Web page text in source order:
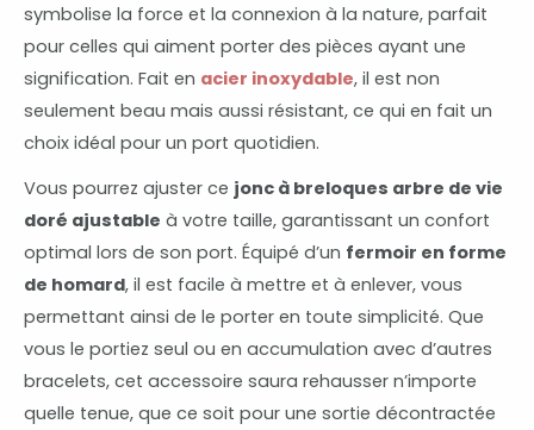
symbolise la force et la connexion à la nature, parfait
pour celles qui aiment porter des pièces ayant une
signification. Fait en acier inoxydable, il est non
seulement beau mais aussi résistant, ce qui en fait un
choix idéal pour un port quotidien.
Vous pourrez ajuster ce jonc à breloques arbre de vie
doré ajustable à votre taille, garantissant un confort
optimal lors de son port. Équipé d’un fermoir en forme
de homard, il est facile à mettre et à enlever, vous
permettant ainsi de le porter en toute simplicité. Que
vous le portiez seul ou en accumulation avec d’autres
bracelets, cet accessoire saura rehausser n’importe
quelle tenue, que ce soit pour une sortie décontractée